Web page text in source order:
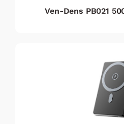
Ven-Dens PB021